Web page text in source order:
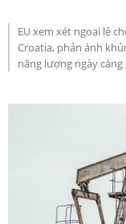
EU xem xét ngoại lệ
Croatia, phản ánh
năng lượng ngày